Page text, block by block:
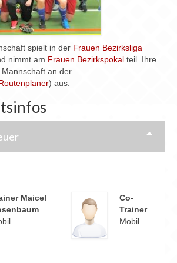
spielt in der Frauen Bezirksliga
nimmt am Frauen Bezirkspokal teil. Ihre
an der
) aus.
Maicel
Co-
Trainer
Mobil